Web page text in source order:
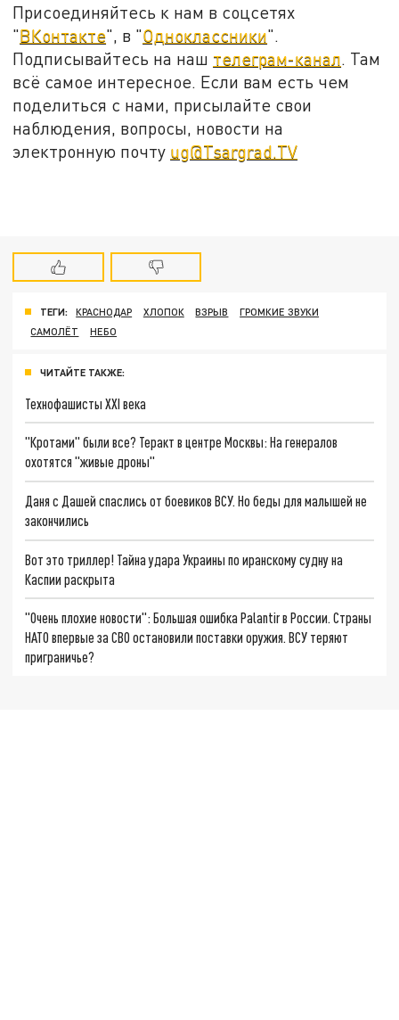
Присоединяйтесь к нам в соцсетях
"ВКонтакте", в "Одноклассники".
Подписывайтесь на наш телеграм-канал . Там
всё самое интересное. Если вам есть чем
поделиться с нами, присылайте свои
наблюдения, вопросы, новости на
электронную почту ug@Tsargrad.TV
ТЕГИ: КРАСНОДАР ХЛОПОК ВЗРЫВ
ГРОМКИЕ ЗВУКИ
САМОЛЁТ
НЕБО
ЧИТАЙТЕ ТАКЖЕ:
Технофашисты XXI века
"Кротами" были все? Теракт в центре Москвы: На генералов
охотятся "живые дроны"
Даня с Дашей спаслись от боевиков ВСУ. Но беды для малышей не
закончились
Вот это триллер! Тайна удара Украины по иранскому судну на
Каспии раскрыта
"Очень плохие новости": Большая ошибка Palantir в России. Страны
НАТО впервые за СВО остановили поставки оружия. ВСУ теряют
приграничье?